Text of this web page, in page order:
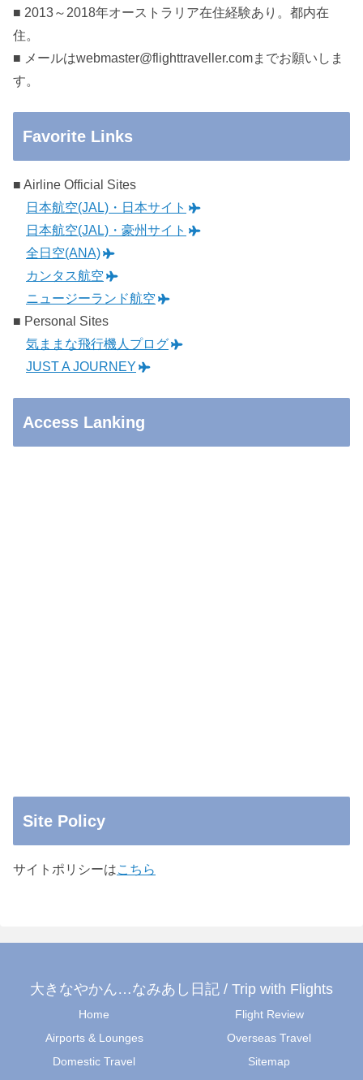
■ 2013～2018年オーストラリア在住経験あり。都内在
住。
■ メールはwebmaster@flighttraveller.comまでお願いしま
す。
Favorite Links
■ Airline Official Sites
日本航空(JAL)・日本サイト
日本航空(JAL)・豪州サイト
全日空(ANA)
カンタス航空
ニュージーランド航空
■ Personal Sites
気ままな飛行機人プログ
JUST A JOURNEY
Access Lanking
Site Policy
サイトポリシーはこちら
大きなやかん…なみあし日記 / Trip with Flights
Home
Flight Review
Airports & Lounges
Overseas Travel
Domestic Travel
Sitemap